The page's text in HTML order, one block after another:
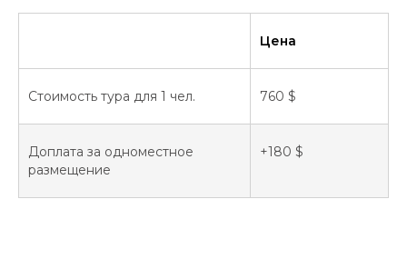
Цена
Стоимость тура для 1 чел. 760 $
Доплата за одноместное
размещение
+180 $